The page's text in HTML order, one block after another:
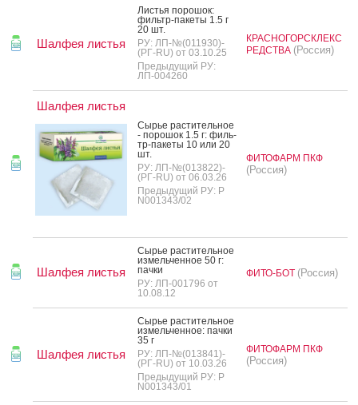
Шалфея листья
Листья по­рошок:
филь­тр-па­кеты 1.5 г
20 шт.
РУ: ЛП-№(011930)-
(РГ-RU) от 03.10.25
Предыдущий РУ:
ЛП-004260
КРАСНОГОРСКЛЕКС
РЕДСТВА (Россия)
Шалфея листья
Сырье рас­ти­тель­ное
- по­рошок 1.5 г: филь­
тр-па­кеты 10 или 20
шт.
РУ: ЛП-№(013822)-
(РГ-RU) от 06.03.26
Предыдущий РУ: Р
N001343/02
ФИТОФАРМ ПКФ
(Россия)
Шалфея листья
Сырье рас­ти­тель­ное
из­мель­чен­ное 50 г:
пач­ки
РУ: ЛП-001796 от
10.08.12
ФИТО-БОТ (Россия)
Шалфея листья
Сырье рас­ти­тель­ное
из­мель­чен­ное: пач­ки
35 г
РУ: ЛП-№(013841)-
(РГ-RU) от 10.03.26
Предыдущий РУ: Р
N001343/01
ФИТОФАРМ ПКФ
(Россия)